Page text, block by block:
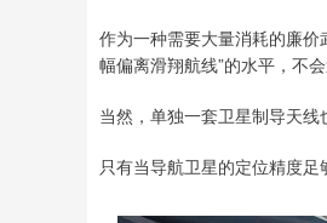
作为一种需要大量消耗的廉
幅偏离滑翔航线”的水平，不
当然，单独一套卫星制导天线
只有当导航卫星的定位精度足